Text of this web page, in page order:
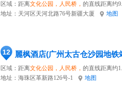
区域：距离文化公园，人民桥， 的直线距离约
地址： 天河区天河北路76号新疆大厦 地图
12 麗枫酒店(广州太古仓沙园地铁
区域：距离文化公园，人民桥， 的直线距离约
地址： 海珠区革新路126号-1 地图